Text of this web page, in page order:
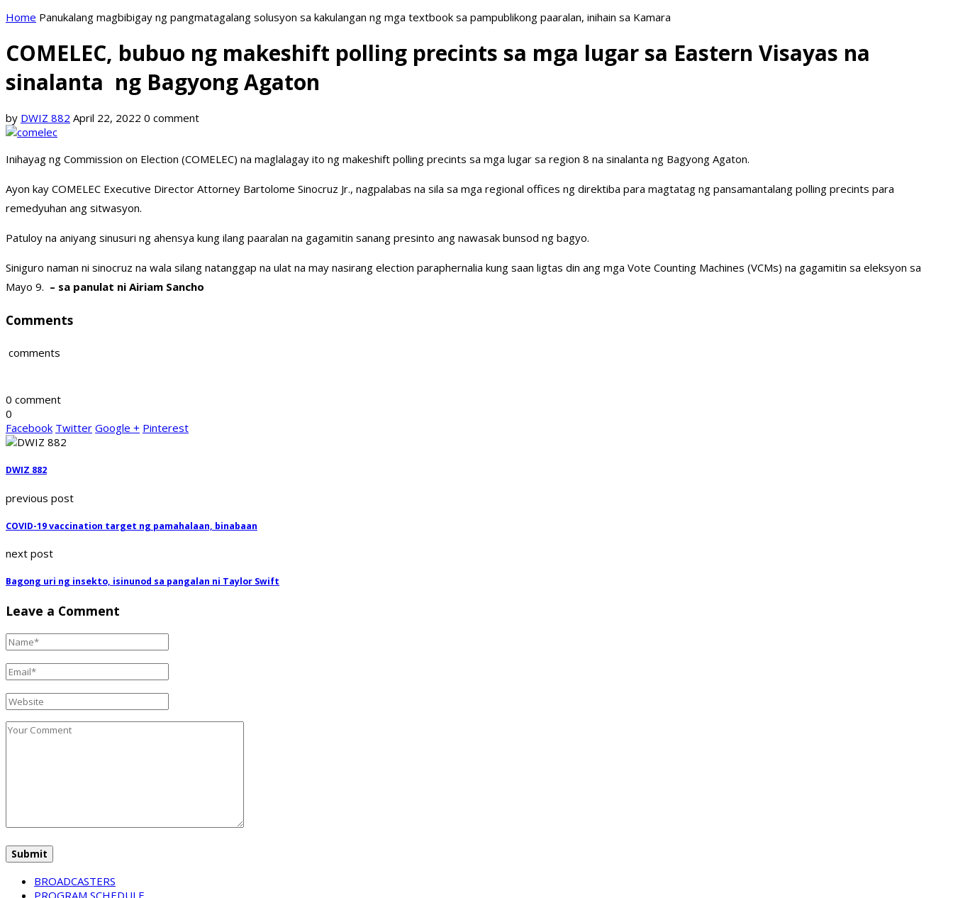
Home Panukalang magbibigay ng pangmatagalang solusyon sa kakulangan ng mga textbook sa pampublikong paaralan, inihain sa Kamara
COMELEC, bubuo ng makeshift polling precints sa mga lugar sa Eastern Visayas na
sinalanta ng Bagyong Agaton
by DWIZ 882 April 22, 2022 0 comment
Inihayag ng Commission on Election (COMELEC) na maglalagay ito ng makeshift polling precints sa mga lugar sa region 8 na sinalanta ng Bagyong Agaton.
Ayon kay COMELEC Executive Director Attorney Bartolome Sinocruz Jr., nagpalabas na sila sa mga regional offices ng direktiba para magtatag ng pansamantalang polling precints para
remedyuhan ang sitwasyon.
Patuloy na aniyang sinusuri ng ahensya kung ilang paaralan na gagamitin sanang presinto ang nawasak bunsod ng bagyo.
Siniguro naman ni sinocruz na wala silang natanggap na ulat na may nasirang election paraphernalia kung saan ligtas din ang mga Vote Counting Machines (VCMs) na gagamitin sa eleksyon sa
Mayo 9. – sa panulat ni Airiam Sancho
Comments
comments
0 comment
0
Facebook Twitter Google + Pinterest
DWIZ 882
previous post
COVID-19 vaccination target ng pamahalaan, binabaan
next post
Bagong uri ng insekto, isinunod sa pangalan ni Taylor Swift
Leave a Comment
BROADCASTERS
PROGRAM SCHEDULE